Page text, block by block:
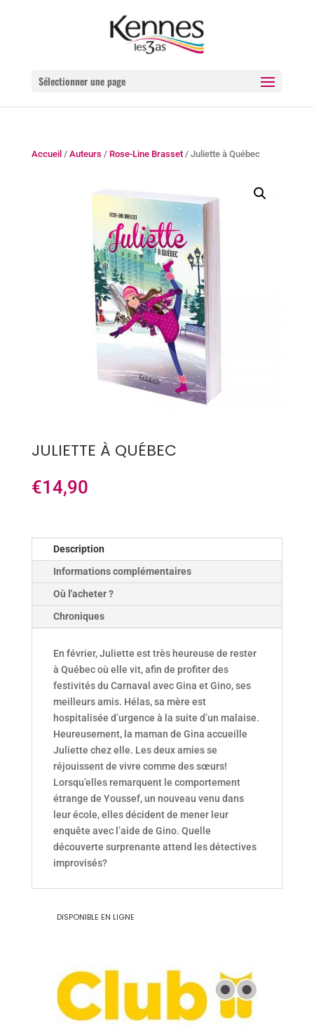
Sélectionner une page
Accueil / Auteurs / Rose-Line Brasset/ Juliette à Québec
JULIETTE À QUÉBEC
€14,90
Description
Informations complémentaires
Où l'acheter ?
Chroniques
En février, Juliette est très heureuse de rester
à Québec où elle vit, afin de profiter des
festivités du Carnaval avec Gina et Gino, ses
meilleurs amis. Hélas, sa mère est
hospitalisée d’urgence à la suite d’un malaise.
Heureusement, la maman de Gina accueille
Juliette chez elle. Les deux amies se
réjouissent de vivre comme des sœurs!
Lorsqu’elles remarquent le comportement
étrange de Youssef, un nouveau venu dans
leur école, elles décident de mener leur
enquête avec l’aide de Gino. Quelle
découverte surprenante attend les détectives
improvisés?
DISPONIBLE EN LIGNE